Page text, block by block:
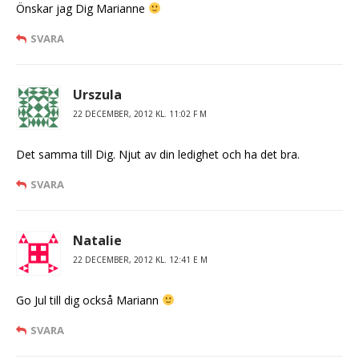
Önskar jag Dig Marianne
SVARA
Urszula
22 DECEMBER, 2012 KL. 11:02 F M
Det samma till Dig. Njut av din ledighet och ha det bra.
SVARA
Natalie
22 DECEMBER, 2012 KL. 12:41 E M
Go Jul till dig också Mariann
SVARA